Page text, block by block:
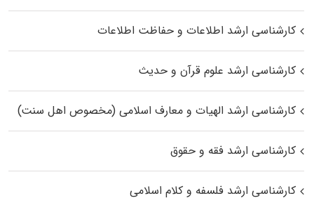
کارشناسی ارشد اطلاعات و حفاظت اطلاعات
کارشناسی ارشد علوم قرآن و حدیث
کارشناسی ارشد الهیات و معارف اسلامی (مخصوص اهل سنت)
کارشناسی ارشد فقه و حقوق
کارشناسی ارشد فلسفه و کلام اسلامی